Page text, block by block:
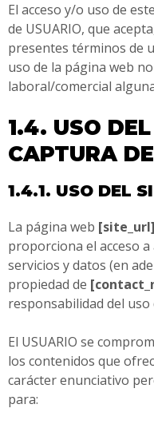
El acceso y/o uso de
de USUARIO, que
presentes términos de
uso de la página web
laboral/comercial
1.4. USO
CAPTURA
1.4.1. USO DEL
La página web [site_url]
proporciona el acceso
servicios y datos (en
propiedad de
responsabilidad del uso
El USUARIO se
los contenidos que
carácter enunciativo
para: